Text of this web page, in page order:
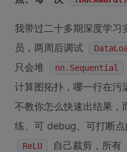
我带过二十多期深度学
员，两周后调试
只会堆
nn.Sequential
计算图拓扑，哪一行在污
不教你怎么快速出结果
练、可 debug、可打断
ReLU 自己裁剪，所有